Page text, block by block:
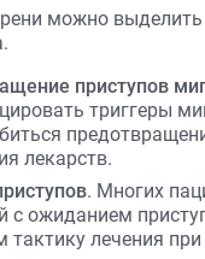
можно
приступов
триггеры
лекарств.
. Многих
с ожиданием
тактику лечения